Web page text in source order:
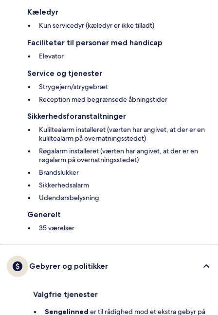
Kæledyr
Kun servicedyr (kæledyr er ikke tilladt)
Faciliteter til personer med handicap
Elevator
Service og tjenester
Strygejern/strygebræt
Reception med begrænsede åbningstider
Sikkerhedsforanstaltninger
Kuliltealarm installeret (værten har angivet, at der er en
kuliltealarm på overnatningsstedet)
Røgalarm installeret (værten har angivet, at der er en
røgalarm på overnatningsstedet)
Brandslukker
Sikkerhedsalarm
Udendørsbelysning
Generelt
35 værelser
Gebyrer og politikker
Valgfrie tjenester
Sengelinned er til rådighed mod et ekstra gebyr på